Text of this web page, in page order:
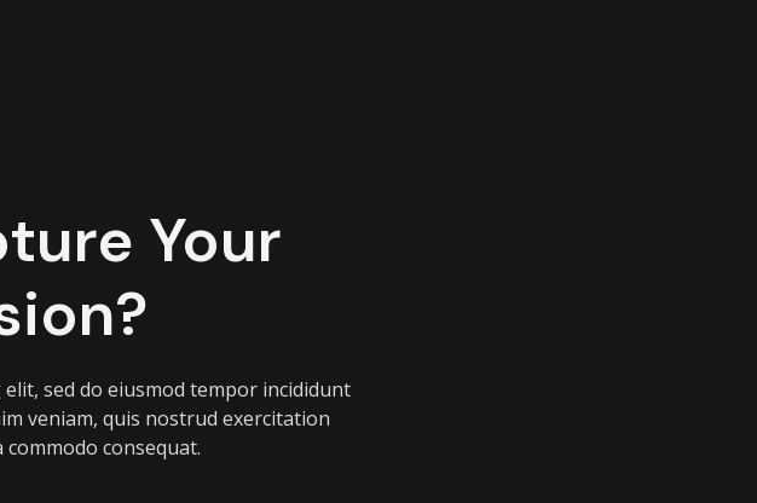
Your
sed do eiusmod tempor incididunt
veniam, quis nostrud exercitation
consequat.